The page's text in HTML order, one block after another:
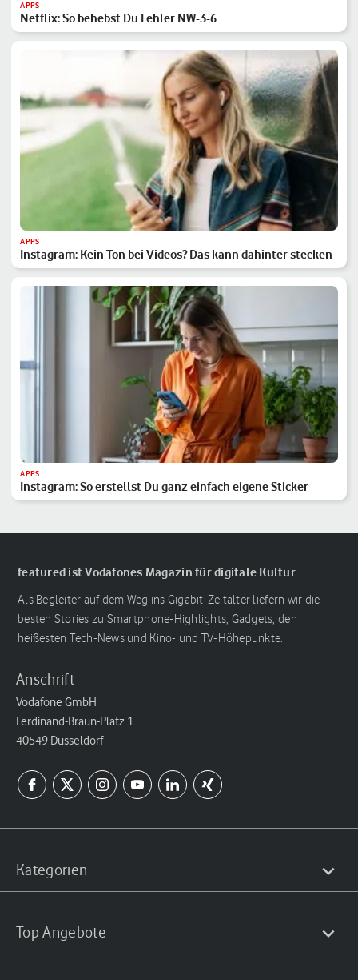
APPS
Netflix: So behebst Du Fehler NW-3-6
APPS
Instagram: Kein Ton bei Videos? Das kann dahinter stecken
APPS
Instagram: So erstellst Du ganz einfach eigene Sticker
featured ist Vodafones Magazin für digitale Kultur
Als Begleiter auf dem Weg ins Gigabit-Zeitalter liefern wir die
besten Stories zu Smartphone-Highlights, Gadgets, den
heißesten Tech-News und Kino- und TV-Höhepunkte.
Anschrift
Vodafone GmbH
Ferdinand-Braun-Platz 1
40549 Düsseldorf
Kategorien
Top Angebote